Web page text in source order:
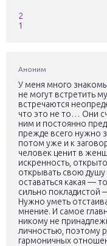
2
1
Аноним
У меня много
не могут встретить
встречаются
что это не то… Они
ним и постоянно
прежде всего нужно
потом уже и к
человек ценит в
искренность,
открывать свою
оставаться какая —
сильно покладистой
Нужно уметь
мнение. И самое
никому не
личностью, поэтому
гармоничных